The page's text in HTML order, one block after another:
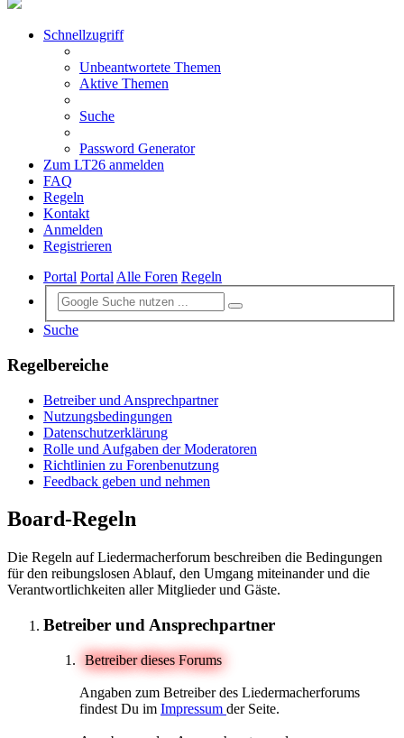
Schnellzugriff
Unbeantwortete Themen
Aktive Themen
Suche
Password Generator
Zum LT26 anmelden
FAQ
Regeln
Kontakt
Anmelden
Registrieren
Portal PortalAlle Foren Regeln
Suche
Regelbereiche
Betreiber und Ansprechpartner
Nutzungsbedingungen
Datenschutzerklärung
Rolle und Aufgaben der Moderatoren
Richtlinien zu Forenbenutzung
Feedback geben und nehmen
Board-Regeln
Die Regeln auf Liedermacherforum beschreiben die Bedingungen
für den reibungslosen Ablauf, den Umgang miteinander und die
Verantwortlichkeiten aller Mitglieder und Gäste.
Betreiber und Ansprechpartner
Betreiber dieses Forums
Angaben zum Betreiber des Liedermacherforums
findest Du im Impressum der Seite.